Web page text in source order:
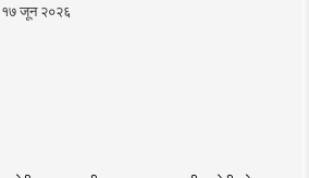
१७ जून २०२६